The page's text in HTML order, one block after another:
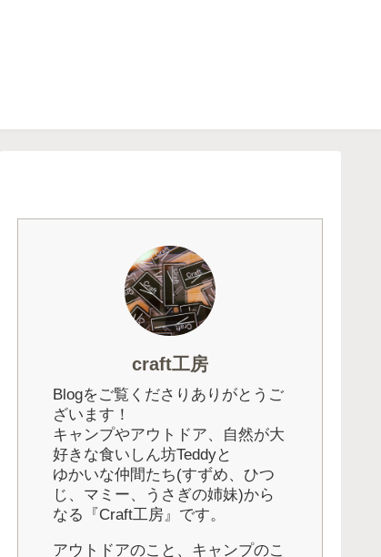
craft工房
Blogをご覧くださりありがとうご
ざいます！
キャンプやアウトドア、自然が大
好きな食いしん坊Teddyと
ゆかいな仲間たち(すずめ、ひつ
じ、マミー、うさぎの姉妹)から
なる『Craft工房』です。
アウトドアのこと、キャンプのこ